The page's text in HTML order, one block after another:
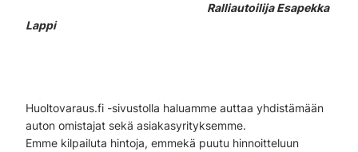
Ralliautoilija Esapekka
Lappi
Huoltovaraus.fi -sivustolla haluamme auttaa yhdistämään
auton omistajat sekä asiakasyrityksemme.
Emme kilpailuta hintoja, emmekä puutu hinnoitteluun